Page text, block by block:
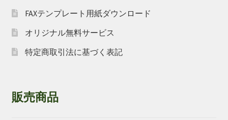
FAXテンプレート用紙ダウンロード
オリジナル無料サービス
特定商取引法に基づく表記
販売商品